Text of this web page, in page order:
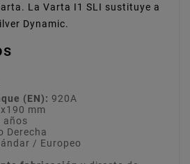
La Varta I1 SLI sustituye a
Dynamic.
(EN): 920A
mm
años
Derecha
/ Europeo